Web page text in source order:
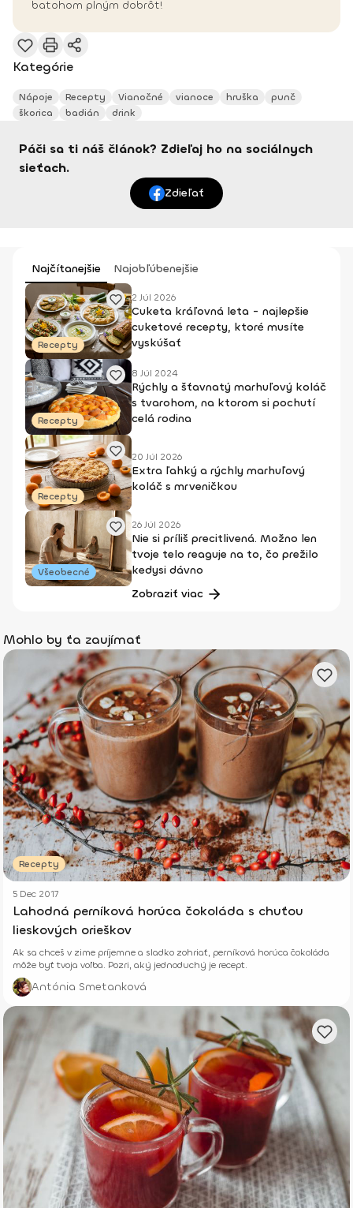
batohom plným dobrôt!
Kategórie
Nápoje Recepty Vianočné vianoce hruška
punč
škorica
badián drink
Páči sa ti náš článok? Zdieľaj ho na sociálnych
sieťach.
Zdieľať
Najčítanejšie Najobľúbenejšie
Recepty
2 Júl 2026
Cuketa kráľovná leta - najlepšie
cuketové recepty, ktoré musíte
vyskúšať
Recepty
8 Júl 2024
Rýchly a šťavnatý marhuľový koláč
s tvarohom, na ktorom si pochutí
celá rodina
Recepty
20 Júl 2026
Extra ľahký a rýchly marhuľový
koláč s mrveničkou
Všeobecné
26 Júl 2026
Nie si príliš precitlivená. Možno len
tvoje telo reaguje na to, čo prežilo
kedysi dávno
Zobraziť viac
Mohlo by ťa zaujímať
Recepty
5 Dec 2017
Lahodná perníková horúca čokoláda s chuťou
lieskových orieškov
Ak sa chceš v zime príjemne a sladko zohriať, perníková horúca čokoláda
môže byť tvoja voľba. Pozri, aký jednoduchý je recept.
Antónia Smetanková